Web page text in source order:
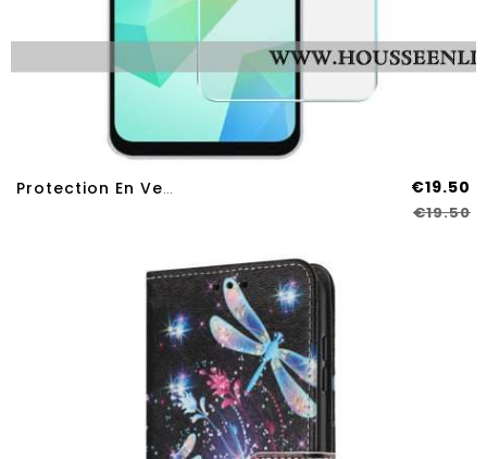
Protection En Verre Trempé Pour Écran Samsung Galaxy A17 4G / 5G €19.50
€19.50